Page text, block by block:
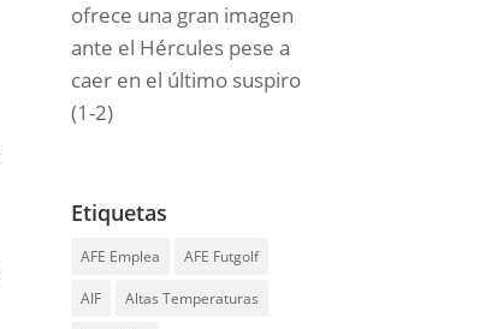
ofrece una gran imagen
ante el Hércules pese a
caer en el último suspiro
(1-2)
Etiquetas
AFE Emplea AFE Futgolf
AIF Altas Temperaturas